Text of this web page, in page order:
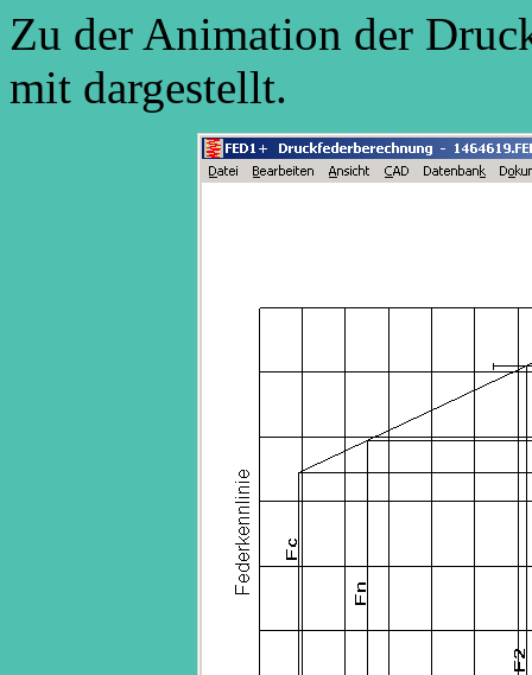
Zu der Animation der
mit dargestellt.